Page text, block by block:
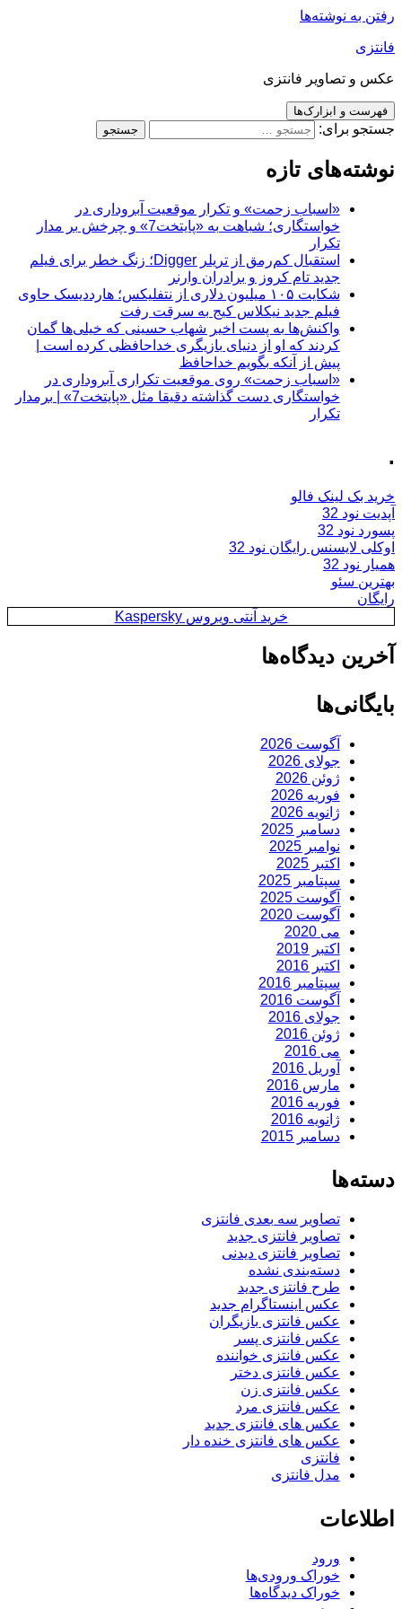
رفتن به نوشته‌ها
فانتزی
عکس و تصاویر فانتزی
فهرست و ابزارک‌ها
جستجو برای:
نوشته‌های تازه
«اسباب زحمت» و تکرار موقعیت آبروداری در
خواستگاری؛ شباهت به «پایتخت7» و چرخش بر مدار
تکرار
استقبال کم‌رمق از تریلر Digger؛ زنگ خطر برای فیلم
جدید تام کروز و برادران وارنر
شکایت ۱۰۵ میلیون دلاری از نتفلیکس؛ هارددیسک حاوی
فیلم جدید نیکلاس کیج به سرقت رفت
واکنش‌ها به پست اخیر شهاب حسینی که خیلی‌ها گمان
کردند که او از دنیای بازیگری خداحافظی کرده است |
پیش از آنکه بگویم خداحافظ
«اسباب زحمت» روی موقعیت تکراری آبروداری در
خواستگاری دست گذاشته دقیقا مثل «پایتخت7» | برمدار
تکرار
.
خرید بک لینک فالو
آپدیت نود 32
پسورد نود 32
اوکلی لایسنس رایگان نود 32
همیار نود 32
بهترین سئو
رایگان
خرید آنتی ویروس Kaspersky
آخرین دیدگاه‌ها
بایگانی‌ها
آگوست 2026
جولای 2026
ژوئن 2026
فوریه 2026
ژانویه 2026
دسامبر 2025
نوامبر 2025
اکتبر 2025
سپتامبر 2025
آگوست 2025
آگوست 2020
می 2020
اکتبر 2019
اکتبر 2016
سپتامبر 2016
آگوست 2016
جولای 2016
ژوئن 2016
می 2016
آوریل 2016
مارس 2016
فوریه 2016
ژانویه 2016
دسامبر 2015
دسته‌ها
تصاویر سه بعدی فانتزی
تصاویر فانتزی جدید
تصاویر فانتزی دیدنی
دسته‌بندی نشده
طرح فانتزی جدید
عکس اینستاگرام جدید
عکس فانتزی بازیگران
عکس فانتزی پسر
عکس فانتزی خواننده
عکس فانتزی دختر
عکس فانتزی زن
عکس فانتزی مرد
عکس های فانتزی جدید
عکس های فانتزی خنده دار
فانتزی
مدل فانتزی
اطلاعات
ورود
خوراک ورودی‌ها
خوراک دیدگاه‌ها